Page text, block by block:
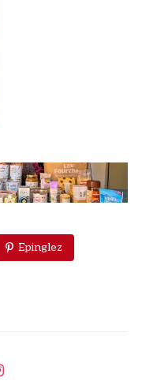
Epinglez